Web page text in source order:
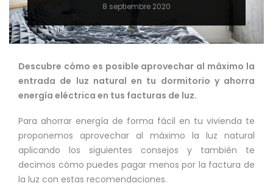
8 septiembre 2020
Descubre cómo es posible aprovechar al máximo la
entrada de luz natural en tu dormitorio y ahorra
energía eléctrica en tus facturas de luz.
Para ahorrar energía de forma fácil en tu vivienda te
proponemos aprovechar al máximo la luz natural
aplicando los siguientes consejos y también te
decimos cómo puedes pagar menos por la factura de
la luz con estas recomendaciones.